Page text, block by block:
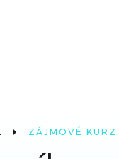
ZÁJMOVÉ KURZY